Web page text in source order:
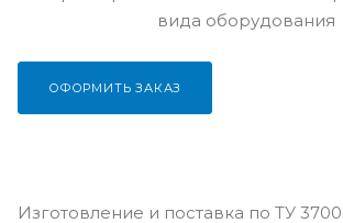
Изготовление и поставка по ТУ
вида оборудования
ОФОРМИТЬ ЗАКАЗ